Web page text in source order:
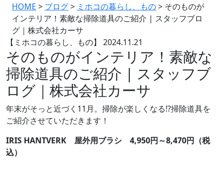
HOME > ブログ> ミホコの暮らし、もの> そのものが
インテリア！素敵な掃除道具のご紹介 | スタッフブロ
グ｜株式会社カーサ
【ミホコの暮らし、もの】 2024.11.21
そのものがインテリア！素敵な
掃除道具のご紹介 | スタッフブ
ログ｜株式会社カーサ
年末がそっと近づく11月。掃除が楽しくなる!?掃除道具を
ご紹介させていただきます！
IRIS HANTVERK 屋外用ブラシ 4,950円～8,470円（税
込）